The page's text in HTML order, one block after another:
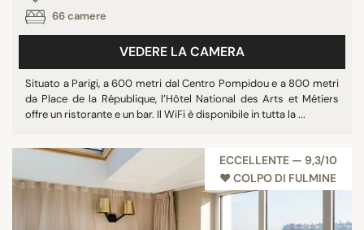
66 camere
VEDERE LA CAMERA
Situato a Parigi, a 600 metri dal Centro Pompidou e a 800 metri
da Place de la République, l’Hôtel National des Arts et Métiers
offre un ristorante e un bar. Il WiFi è disponibile in tutta la ...
ECCELLENTE — 9,3/10
♥︎ COLPO DI FULMINE